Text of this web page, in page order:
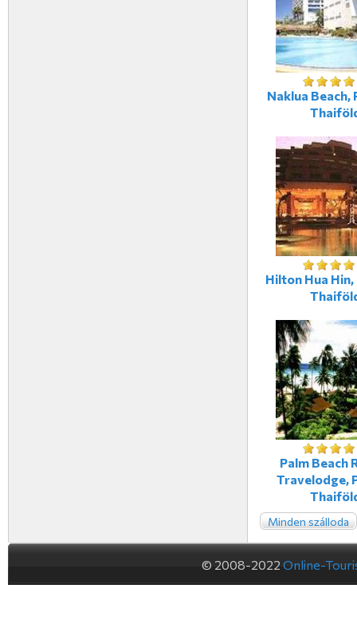
Naklua Beach,
Hilton Hua Hin,
Palm Beach
Travelodge,
Minden szálloda
© 2008-2022 Online-